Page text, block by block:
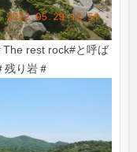
rest rock#と呼ば
残り岩＃